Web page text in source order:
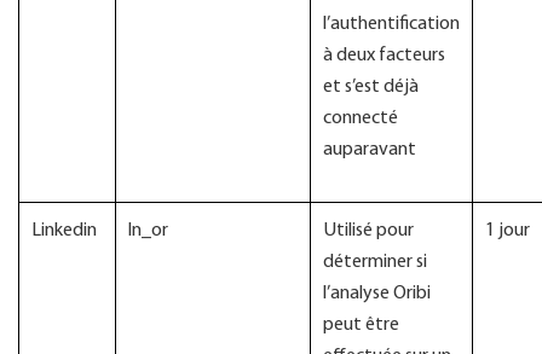
l’authentification
à deux facteurs
et s’est déjà
connecté
auparavant
Linkedin ln_or
Utilisé pour
déterminer si
l’analyse Oribi
peut être
1 jour